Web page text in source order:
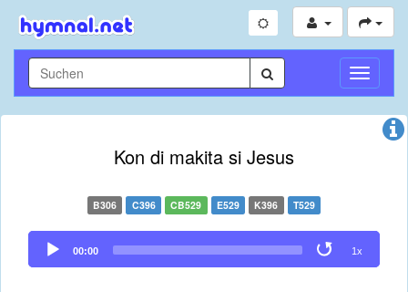
Kon di makita si Jesus
B306 C396 CB529 E529 K396 T529
Audio
Player
00:00 1x